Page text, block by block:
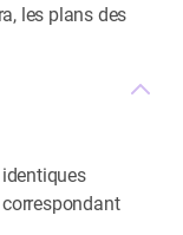
les plans des